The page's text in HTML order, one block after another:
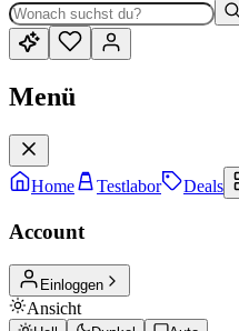
Menü
Home Testlabor Deals
Account
Einloggen
Ansicht